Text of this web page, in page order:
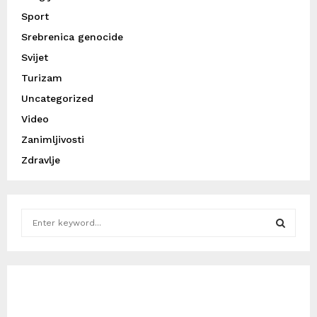
Sport
Srebrenica genocide
Svijet
Turizam
Uncategorized
Video
Zanimljivosti
Zdravlje